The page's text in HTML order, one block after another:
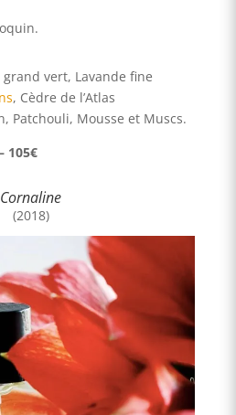
vert, Lavande fine
, Cèdre de l’Atlas
Patchouli, Mousse et Muscs.
105€
Cornaline
(2018)